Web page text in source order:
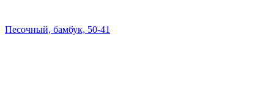
Песочный, бамбук, 50-41